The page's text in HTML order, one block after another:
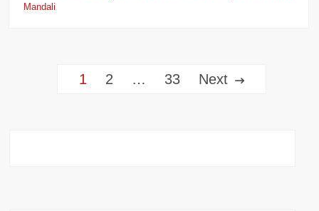
Mandali
1 2 … 33 Next